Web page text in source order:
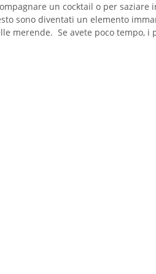
un cocktail o per saziare
sono diventati un elemento
merende. Se avete poco tempo, i